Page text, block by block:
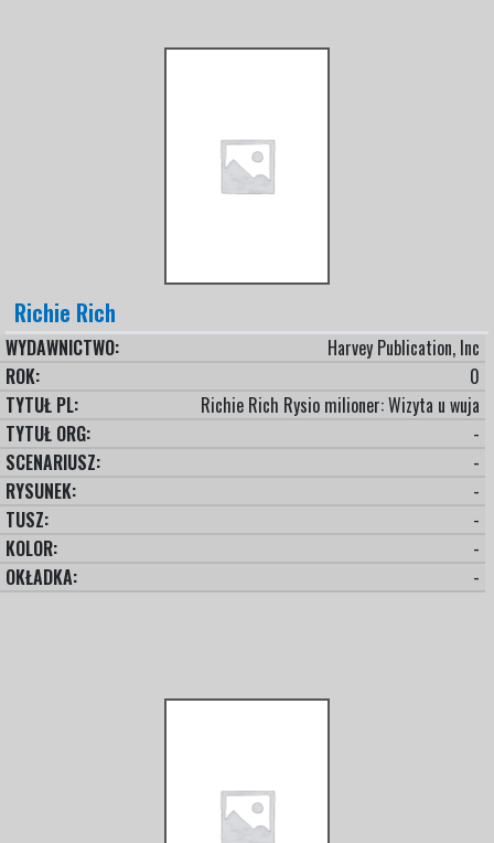
Richie Rich
WYDAWNICTWO:
Harvey Publication, Inc
ROK:
0
TYTUŁ PL:
Richie Rich Rysio milioner: Wizyta u wuja
TYTUŁ ORG:
-
SCENARIUSZ:
-
RYSUNEK:
-
TUSZ:
-
KOLOR:
-
OKŁADKA:
-